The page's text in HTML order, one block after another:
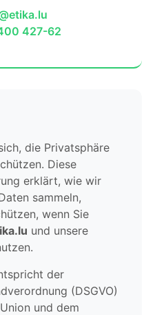
427-62
die Privatsphäre
Diese
erklärt, wie wir
sammeln,
wenn Sie
und unsere
der
(DSGVO)
und dem